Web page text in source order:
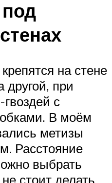
на стене
другой, при
с
В моём
метизы
Расстояние
выбрать
стоит делать